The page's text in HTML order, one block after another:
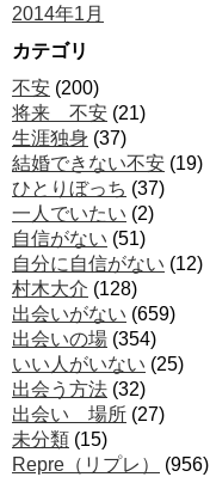
2014年1月
カテゴリ
不安 (200)
将来 不安 (21)
生涯独身 (37)
結婚できない不安 (19)
ひとりぼっち (37)
一人でいたい (2)
自信がない (51)
自分に自信がない (12)
村木大介 (128)
出会いがない (659)
出会いの場 (354)
いい人がいない (25)
出会う方法 (32)
出会い 場所 (27)
未分類 (15)
Repre（リプレ）
(956)